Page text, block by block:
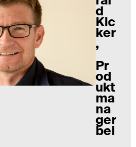
d
Kic
ker
,
Pr
od
ukt
ma
na
ger
bei